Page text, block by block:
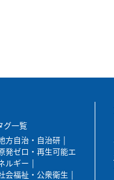
グ一覧
方自治・自治研
発ゼロ・再生可能エ
ルギー
会福祉・公衆衛生